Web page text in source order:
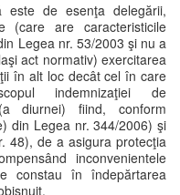
este de esenţa delegării,
(care are caracteristicile
Legea nr. 53/2003 şi nu a
act normativ) exercitarea
în alt loc decât cel în care
indemnizaţiei de
diurnei) fiind, conform
din Legea nr. 344/2006) şi
48), de a asigura protecţia
inconvenientele
constau în îndepărtarea